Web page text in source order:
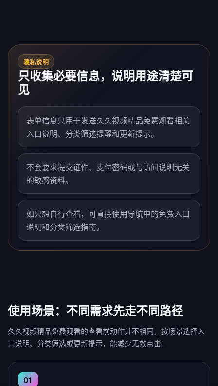
隐私说明
只收集必要信息，说明用途清楚可
见
表单信息只用于发送久久视频精品免费观看相关
入口说明、分类筛选提醒和更新提示。
不会要求提交证件、支付密码或与访问说明无关
的敏感资料。
如只想自行查看，可直接使用导航中的免费入口
说明和分类筛选指南。
使用场景：不同需求先走不同路径
久久视频精品免费观看的查看前动作并不相同，按场景选择入
口说明、分类筛选或更新提示，能减少无效点击。